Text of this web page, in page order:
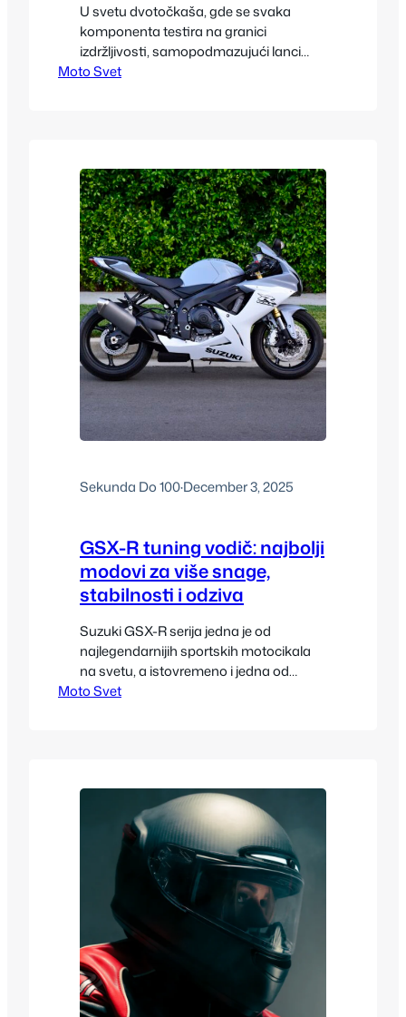
U svetu dvotočkaša, gde se svaka
komponenta testira na granici
izdržljivosti, samopodmazujući lanci
nove generacije predstavljaju jednu od
što vozačima oduzima vreme i utiče na
performanse. Novi sistemi
samopodmazivanja prelaze na
potpuno drugačiji pristup — oni
automatski održavaju optimalan sloj
maziva…
Moto Svet
Sekunda Do 100·December 3, 2025
GSX-R tuning vodič: najbolji
modovi za više snage,
stabilnosti i odziva
Suzuki GSX-R serija jedna je od
najlegendarnijih sportskih motocikala
na svetu, a istovremeno i jedna od
najzahvalnijih platformi za tuning. Bilo
zbog toga je GSXR tuning postao
Moto Svet